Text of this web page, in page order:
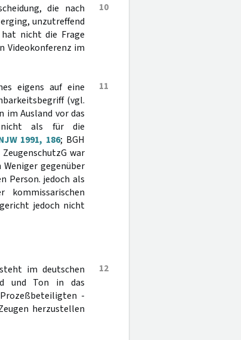
10
die nach
unzutreffend
hat nicht die Frage
Videokonferenz im
11
eigens auf eine
(vgl.
im Ausland vor das
nicht als für die
1991, 186; BGH
war
gegenüber
Person. jedoch als
jedoch nicht
12
im deutschen
und Ton in das
-
herzustellen